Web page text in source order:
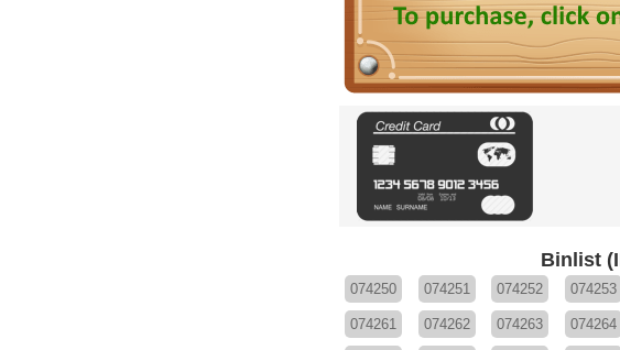
Binlist
074250 074251 074252 074253
074261 074262 074263 074264